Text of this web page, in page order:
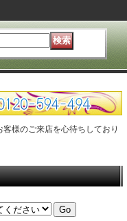
様のご来店を心待ちしており